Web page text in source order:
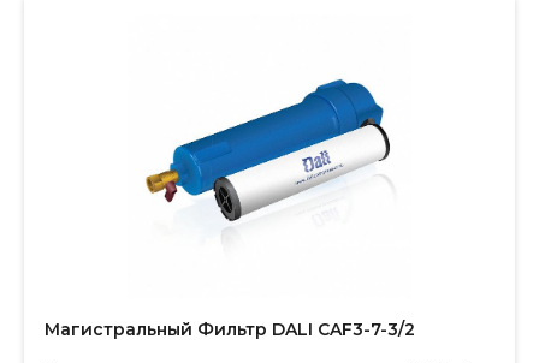
Магистральный Фильтр DALI CAF3-7-3/2